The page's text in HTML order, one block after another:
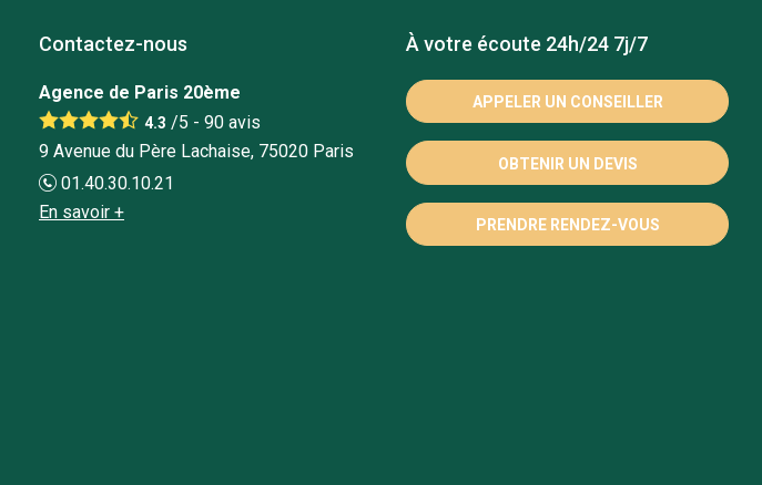
Contactez-nous
Agence de Paris 20ème
4.3 /5 - 90 avis
9 Avenue du Père Lachaise, 75020 Paris
01.40.30.10.21
En savoir +
À votre écoute 24h/24 7j/7
APPELER UN CONSEILLER
OBTENIR UN DEVIS
PRENDRE RENDEZ-VOUS